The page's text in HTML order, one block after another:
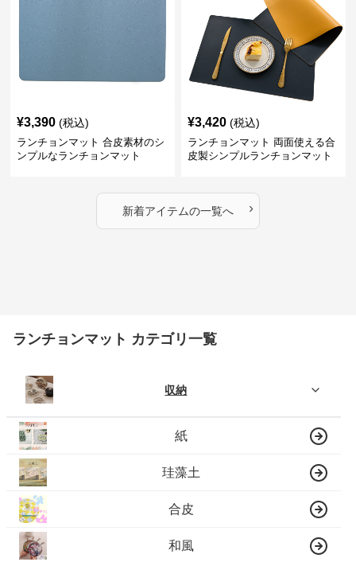
¥3,390 (税込)
ランチョンマット 合皮素材のシ
ンプルなランチョンマット
¥3,420 (税込)
ランチョンマット 両面使える合
皮製シンプルランチョンマット
新着アイテムの一覧へ ›
ランチョンマット カテゴリ一覧
収納
紙
珪藻土
合皮
和風